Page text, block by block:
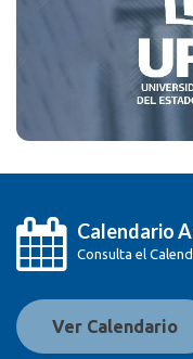
Calendario
Consulta el
Ver Calendario